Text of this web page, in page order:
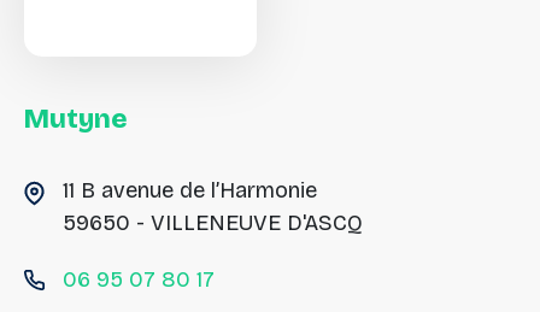
Mutyne
11 B avenue de l’Harmonie
59650 - VILLENEUVE D'ASCQ
06 95 07 80 17